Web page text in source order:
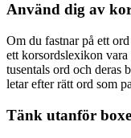
Använd dig av
Om du fastnar på ett
ett korsordslexikon
tusentals ord och deras
letar efter rätt ord som
Tänk utanför